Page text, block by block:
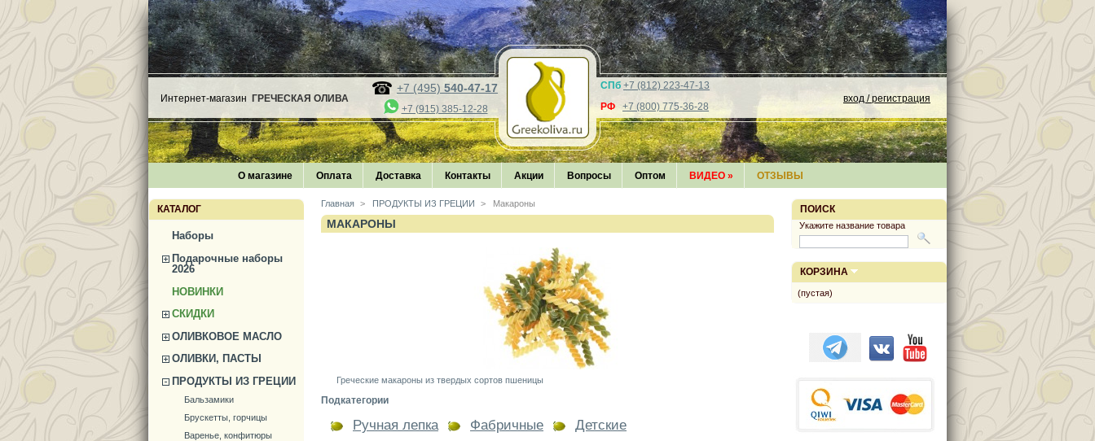
Интернет-магазин ГРЕЧЕСКАЯ ОЛИВА
+7 (495) 540-47-17
+7 (915) 385-12-28
СПб +7 (812) 223-47-13
РФ +7 (800) 775-36-28
вход / регистрация
О магазине Оплата Доставка Контакты Акции Вопросы Оптом ВИДЕО » ОТЗЫВЫ
КАТАЛОГ
Наборы
Подарочные наборы
2026
НОВИНКИ
СКИДКИ
ОЛИВКОВОЕ МАСЛО
ОЛИВКИ, ПАСТЫ
ПРОДУКТЫ ИЗ ГРЕЦИИ
Бальзамики
Брускетты, горчицы
Варенье, конфитюры
Главная > ПРОДУКТЫ ИЗ ГРЕЦИИ > Макароны
МАКАРОНЫ
Греческие макароны из твердых сортов пшеницы
Подкатегории
Ручная лепка Фабричные Детские
ПОИСК
Укажите название товара
КОРЗИНА
(пустая)